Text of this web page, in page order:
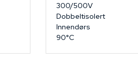
300/500V
Dobbeltisolert
Innendørs
90°C